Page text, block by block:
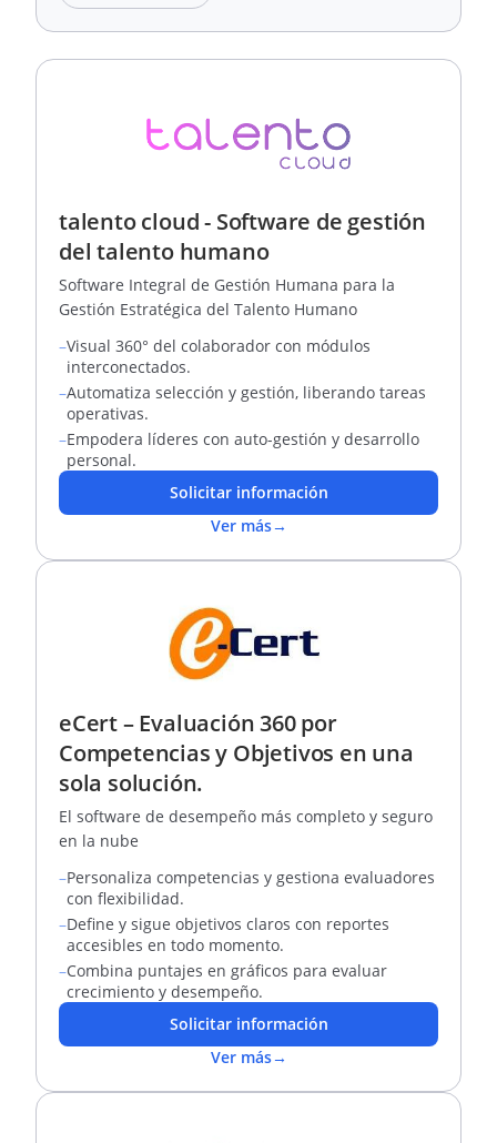
talento cloud - Software de gestión
del talento humano
Software Integral de Gestión Humana para la
Gestión Estratégica del Talento Humano
–Visual 360° del colaborador con módulos
interconectados.
–Automatiza selección y gestión, liberando tareas
operativas.
–Empodera líderes con auto-gestión y desarrollo
personal.
Solicitar información
Ver más→
eCert – Evaluación 360 por
Competencias y Objetivos en una
sola solución.
El software de desempeño más completo y seguro
en la nube
–Personaliza competencias y gestiona evaluadores
con flexibilidad.
–Define y sigue objetivos claros con reportes
accesibles en todo momento.
–Combina puntajes en gráficos para evaluar
crecimiento y desempeño.
Solicitar información
Ver más→